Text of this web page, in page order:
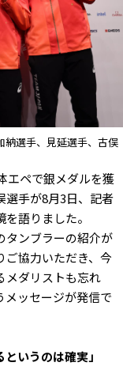
納選手、見延選手、古俣
エペで銀メダルを獲
選手が8月3日、記者
語りました。
ンブラーの紹介が
ご協力いただき、今
メダリストも忘れ
メッセージが発信で
いうのは確実」